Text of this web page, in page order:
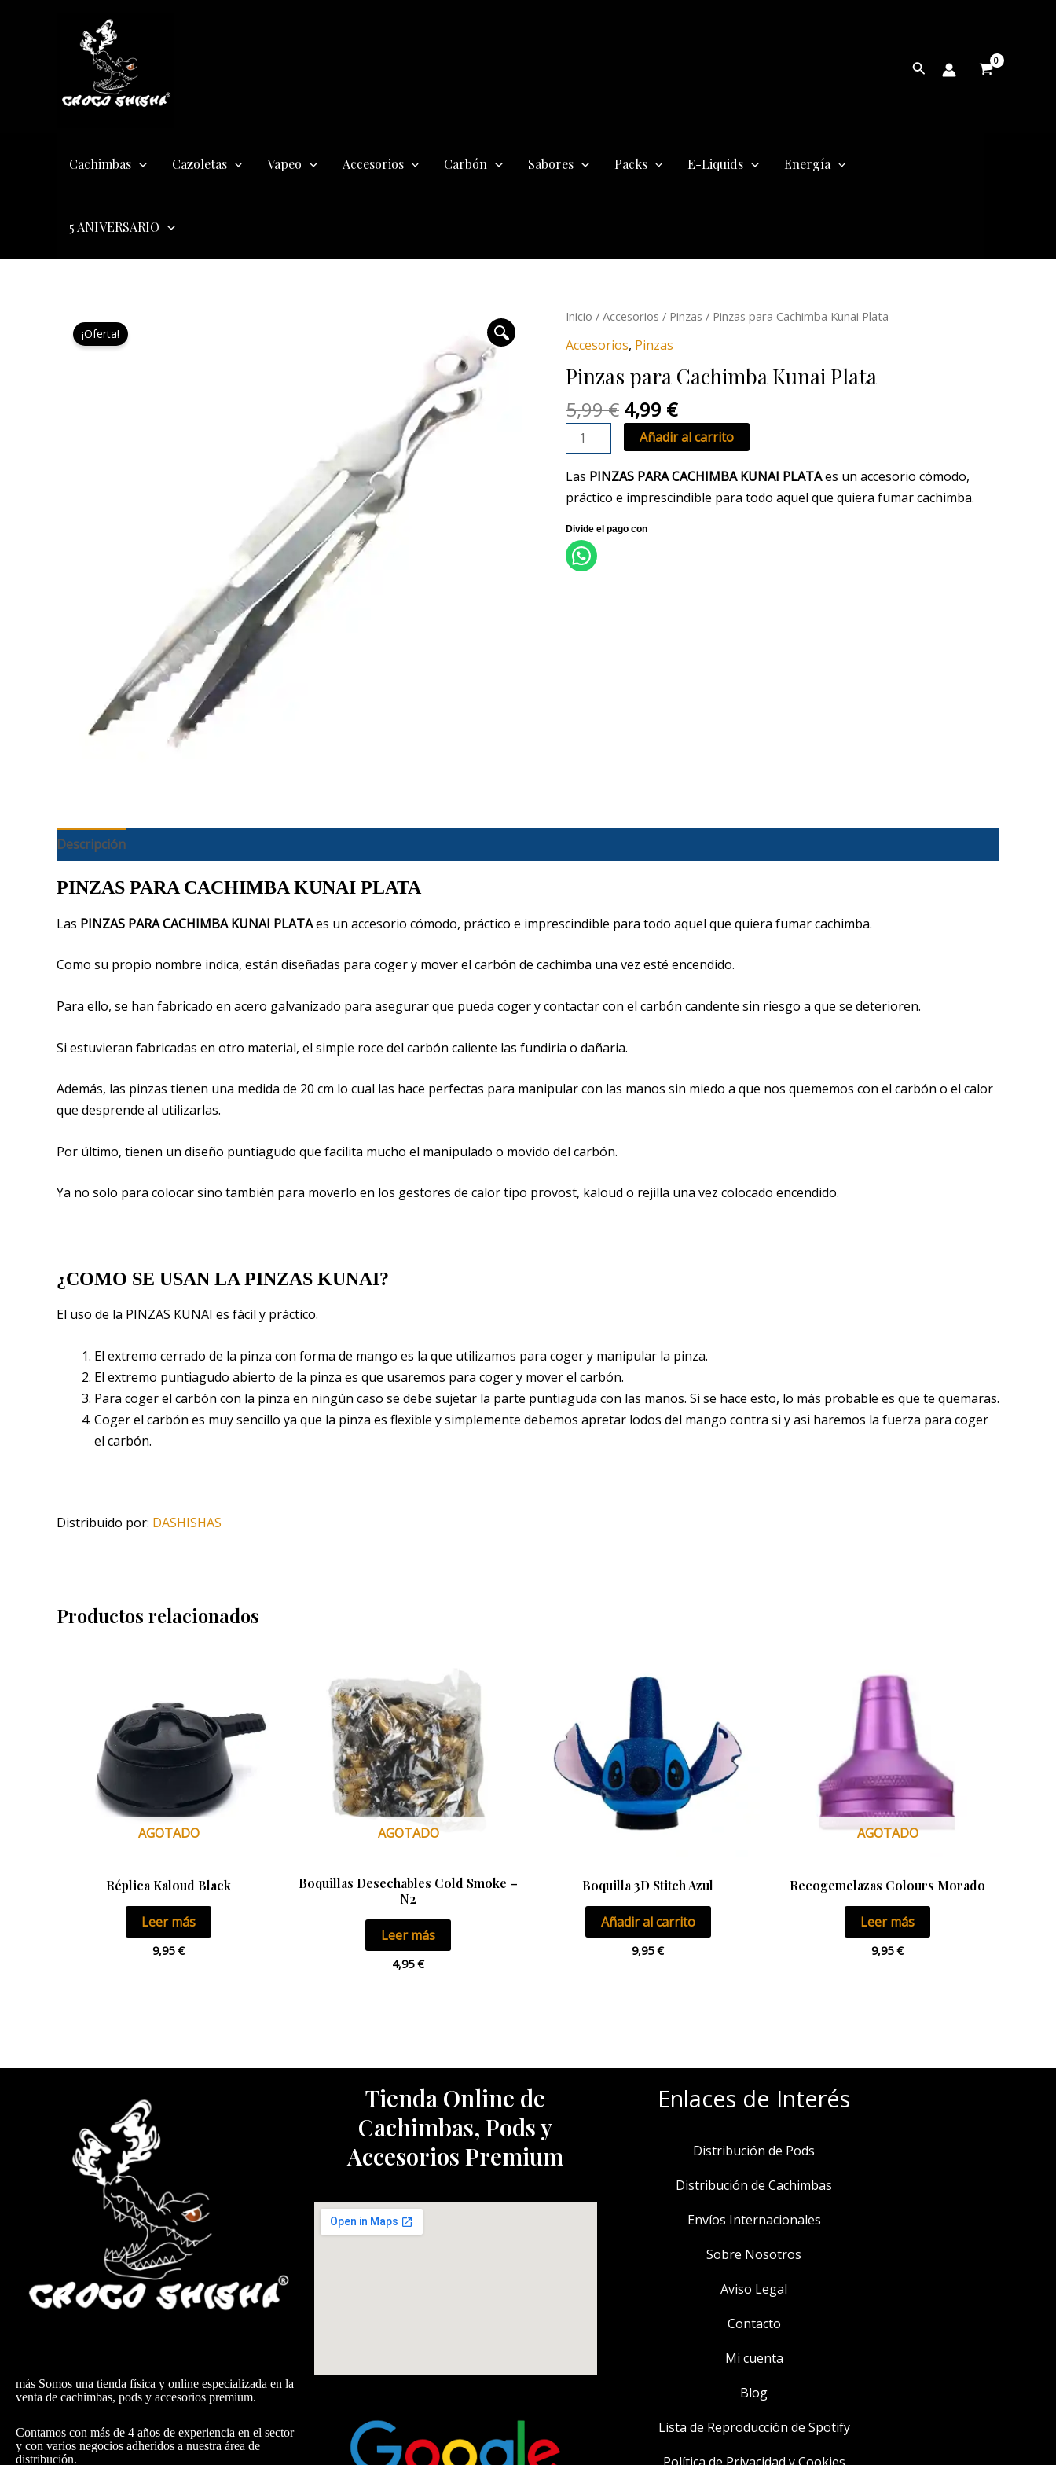
Buscar
Cachimbas Cazoletas Vapeo Accesorios Carbón Sabores Packs E-Liquids Energía
5 ANIVERSARIO
¡Oferta!
Inicio / Accesorios / Pinzas / Pinzas para Cachimba Kunai Plata
Accesorios, Pinzas
Pinzas para Cachimba Kunai Plata
5,99€
El
precio
original
era:
5,99 €.
4,99 €
El
es:
4,99 €.
Pinzas
para
Kunai
Plata
cantidad
Añadir al carrito
Las PINZAS PARA CACHIMBA KUNAI PLATAes un accesorio cómodo,
práctico e imprescindible para todo aquel que quiera fumar cachimba.
Descripción
PINZAS PARA CACHIMBA KUNAI PLATA
Las PINZAS PARA CACHIMBA KUNAI PLATAes un accesorio cómodo, práctico e imprescindible para todo aquel que quiera fumar cachimba.
Como su propio nombre indica, están diseñadas para coger y mover el carbón de cachimba una vez esté encendido.
Para ello, se han fabricado en acero galvanizado para asegurar que pueda coger y contactar con el carbón candente sin riesgo a que se deterioren.
Si estuvieran fabricadas en otro material, el simple roce del carbón caliente las fundiria o dañaria.
Además, las pinzas tienen una medida de 20 cm lo cual las hace perfectas para manipular con las manos sin miedo a que nos quememos con el carbón o el calor
que desprende al utilizarlas.
Por último, tienen un diseño puntiagudo que facilita mucho el manipulado o movido del carbón.
Ya no solo para colocar sino también para moverlo en los gestores de calor tipo provost, kaloud o rejilla una vez colocado encendido.
¿COMO SE USAN LA PINZAS KUNAI?
El uso de la PINZAS KUNAI es fácil y práctico.
El extremo cerrado de la pinza con forma de mango es la que utilizamos para coger y manipular la pinza.
El extremo puntiagudo abierto de la pinza es que usaremos para coger y mover el carbón.
Para coger el carbón con la pinza en ningún caso se debe sujetar la parte puntiaguda con las manos. Si se hace esto, lo más probable es que te quemaras.
Coger el carbón es muy sencillo ya que la pinza es flexible y simplemente debemos apretar lodos del mango contra si y asi haremos la fuerza para coger
el carbón.
Distribuido por: DASHISHAS
Productos relacionados
AGOTADO
Réplica Kaloud Black
Leer más
9,95€
AGOTADO
Boquillas Desechables Cold Smoke –
N2
Leer más
4,95€
Boquilla 3D Stitch Azul
Añadir al carrito
9,95€
AGOTADO
Recogemelazas Colours Morado
Leer más
9,95€
más Somos una tienda física y online especializada en la
venta de cachimbas, pods y accesorios premium.
Contamos con más de 4 años de experiencia en el sector
y con varios negocios adheridos a nuestra área de
distribución.
Tienda Online de
Cachimbas, Pods y
Accesorios Premium
Enlaces de Interés
Distribución de Pods
Distribución de Cachimbas
Envíos Internacionales
Sobre Nosotros
Aviso Legal
Contacto
Mi cuenta
Blog
Lista de Reproducción de Spotify